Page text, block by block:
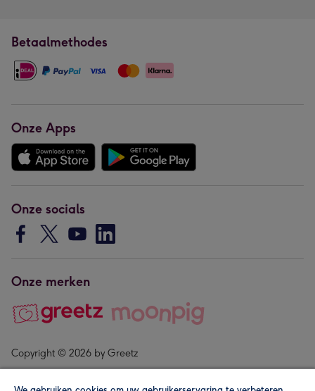
Betaalmethodes
Onze Apps
Onze socials
Onze merken
Copyright © 2026 by Greetz